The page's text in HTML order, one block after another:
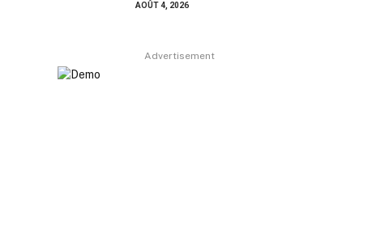
AOÛT 4, 2026
Advertisement